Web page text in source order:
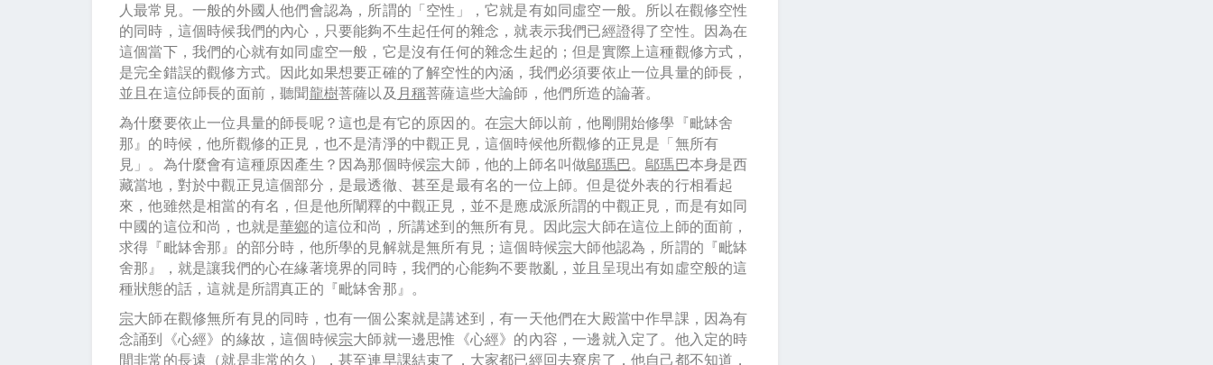
人最常見。一般的外國人他們會認為，所謂的「空性」，它就是有如同虛空一般。所以在觀修空性
的同時，這個時候我們的內心，只要能夠不生起任何的雜念，就表示我們已經證得了空性。因為在
這個當下，我們的心就有如同虛空一般，它是沒有任何的雜念生起的；但是實際上這種觀修方式，
是完全錯誤的觀修方式。因此如果想要正確的了解空性的內涵，我們必須要依止一位具量的師長，
並且在這位師長的面前，聽聞龍樹菩薩以及 月稱菩薩這些大論師，他們所造的論著。
為什麼要依止一位具量的師長呢？這也是有它的原因的。在宗大師以前，他剛開始修學『毗缽舍
那』的時候，他所觀修的正見，也不是清淨的中觀正見，這個時候他所觀修的正見是「無所有
見」。為什麼會有這種原因產生？因為那個時候宗大師，他的上師名叫做鄔瑪巴。鄔瑪巴本身是西
藏當地，對於中觀正見這個部分，是最透徹、甚至是最有名的一位上師。但是從外表的行相看起
來，他雖然是相當的有名，但是他所闡釋的中觀正見，並不是應成派所謂的中觀正見，而是有如同
中國的這位和尚，也就是華鄉的這位和尚，所講述到的無所有見。因此宗大師在這位上師的面前，
求得『毗缽舍那』的部分時，他所學的見解就是無所有見；這個時候宗大師他認為，所謂的『毗缽
舍那』，就是讓我們的心在緣著境界的同時，我們的心能夠不要散亂，並且呈現出有如虛空般的這
種狀態的話，這就是所謂真正的『毗缽舍那』。
宗大師在觀修無所有見的同時，也有一個公案就是講述到，有一天他們在大殿當中作早課，因為有
念誦到《心經》的緣故，這個時候宗大師就一邊思惟《心經》的內容，一邊就入定了。他入定的時
間非常的長遠（就是非常的久），甚至連早課結束了，大家都已經回去寮房了，他自己都不知道，